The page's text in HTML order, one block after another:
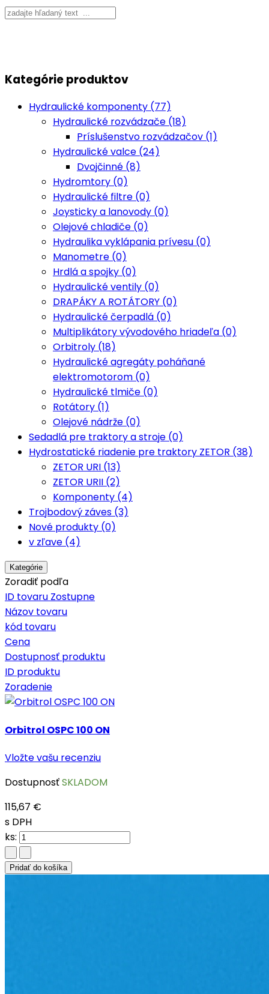
Kategórie produktov
Hydraulické komponenty (77)
Hydraulické rozvádzače (18)
Príslušenstvo rozvádzačov (1)
Hydraulické valce (24)
Dvojčinné (8)
Hydromtory (0)
Hydraulické filtre (0)
Joysticky a lanovody (0)
Olejové chladiče (0)
Hydraulika vyklápania prívesu (0)
Manometre (0)
Hrdlá a spojky (0)
Hydraulické ventily (0)
DRAPÁKY A ROTÁTORY (0)
Hydraulické čerpadlá (0)
Multiplikátory vývodového hriadeľa (0)
Orbitroly (18)
Hydraulické agregáty poháňané
elektromotorom (0)
Hydraulické tlmiče (0)
Rotátory (1)
Olejové nádrže (0)
Sedadlá pre traktory a stroje (0)
Hydrostatické riadenie pre traktory ZETOR (38)
ZETOR URI (13)
ZETOR URII (2)
Komponenty (4)
Trojbodový záves (3)
Nové produkty (0)
v zľave (4)
Kategórie
Zoradiť podľa
ID tovaru Zostupne
Názov tovaru
kód tovaru
Cena
Dostupnosť produktu
ID produktu
Zoradenie
Orbitrol OSPC 100 ON
Vložte vašu recenziu
DostupnosťSKLADOM
115,67 €
s DPH
ks:
Pridať do košíka